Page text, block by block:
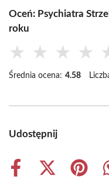
Oceń: Psychiatra
roku
★ ★ ★ ★
Średnia ocena: 4.58
Udostępnij
Share
Share
Share